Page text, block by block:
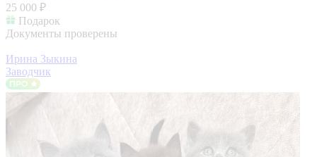
25 000 ₽
Подарок
Документы проверены
Ирина Зыкина
Заводчик